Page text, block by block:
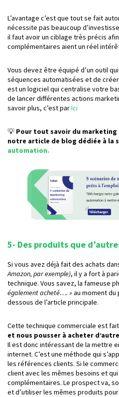
L’avantage c’est que tout se fait
nécessite pas beaucoup
il faut avoir un ciblage très précis
complémentaires aient un réel
Vous devez être équipé d’un outil
séquences automatisées et de
est un logiciel qui centralise votre
de lancer différentes actions
savoir plus, c’est parIci
💡 Pour tout savoir du
notre article de blog dédiée à la
automation.
5- Des produits que
Si vous avez déjà fait des achats
Amazon, par exemple), il y a fort à
technique. Vous savez, la fameuse
également acheté…. »au moment du
dessous de l’article principale.
Cette technique commerciale est
et nous pousser à acheter
Il est donc intéressant de la mettre
internet. C’est une méthode qui
les références clients. Si le
client avec les mêmes besoins et
complémentaires. Le prospect va,
et d’utiliser les mêmes produits